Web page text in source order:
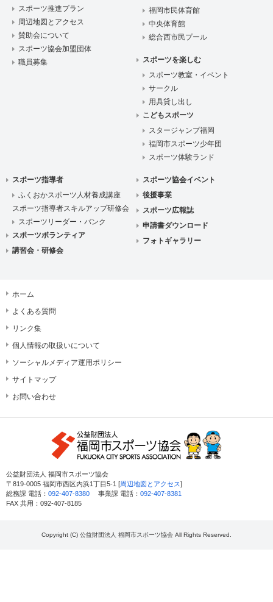
スポーツ推進プラン
周辺地図とアクセス
賛助会について
スポーツ協会加盟団体
職員募集
福岡市民体育館
中央体育館
総合西市民プール
スポーツを楽しむ
スポーツ教室・イベント
サークル
用具貸し出し
こどもスポーツ
スタージャンプ福岡
福岡市スポーツ少年団
スポーツ体験ランド
スポーツ指導者
ふくおかスポーツ人材養成講座
スポーツ指導者スキルアップ研修会
スポーツリーダー・バンク
スポーツボランティア
講習会・研修会
スポーツ協会イベント
後援事業
スポーツ広報誌
申請書ダウンロード
フォトギャラリー
ホーム
よくある質問
リンク集
個人情報の取扱いについて
ソーシャルメディア運用ポリシー
サイトマップ
お問い合わせ
公益財団法人 福岡市スポーツ協会
〒819-0005 福岡市西区内浜1丁目5-1 [周辺地図とアクセス]
総務課 電話： 092-407-8380 事業課 電話： 092-407-8381
FAX 共用：092-407-8185
Copyright (C) 公益財団法人 福岡市スポーツ協会 All Rights Reserved.